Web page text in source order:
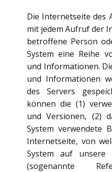
Die Internetseite des
mit jedem Aufruf der
betroffene Person
System eine Reihe
und Informationen.
und Informationen
des Servers
können die (1)
und Versionen, (2)
System verwendete
Internetseite, von
System auf unsere
(sogenannte